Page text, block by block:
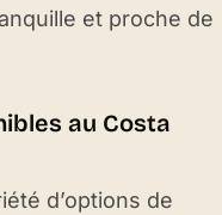
et proche de
au Costa
d’options de